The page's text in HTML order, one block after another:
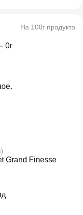
На 100г продукта
0г
Grand Finesse